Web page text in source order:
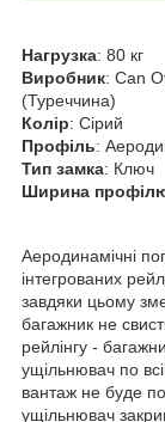
Нагрузка: 80 кг
Виробник: Can
(Туреччина)
Колір: Сірий
Профіль:
Тип замка: Ключ
Ширина
Аеродинамічні
інтегрованих
завдяки цьому
багажник не
рейлінгу -
ущільнювач по
вантаж не буде
ущільнювач